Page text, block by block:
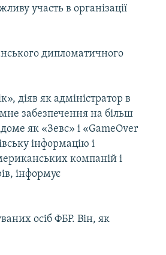
участь в організації
дипломатичного
діяв як адміністратор в
забезпечення на більш
як «Зевс» і «GameOver
інформацію і
компаній і
інформує
осіб ФБР. Він, як